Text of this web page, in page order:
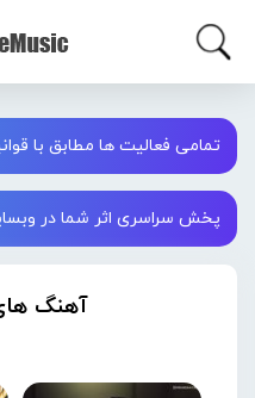
تمامی فعالیت ها مطابق با
پخش سراسری اثر شما در وبسایت
آهنگ